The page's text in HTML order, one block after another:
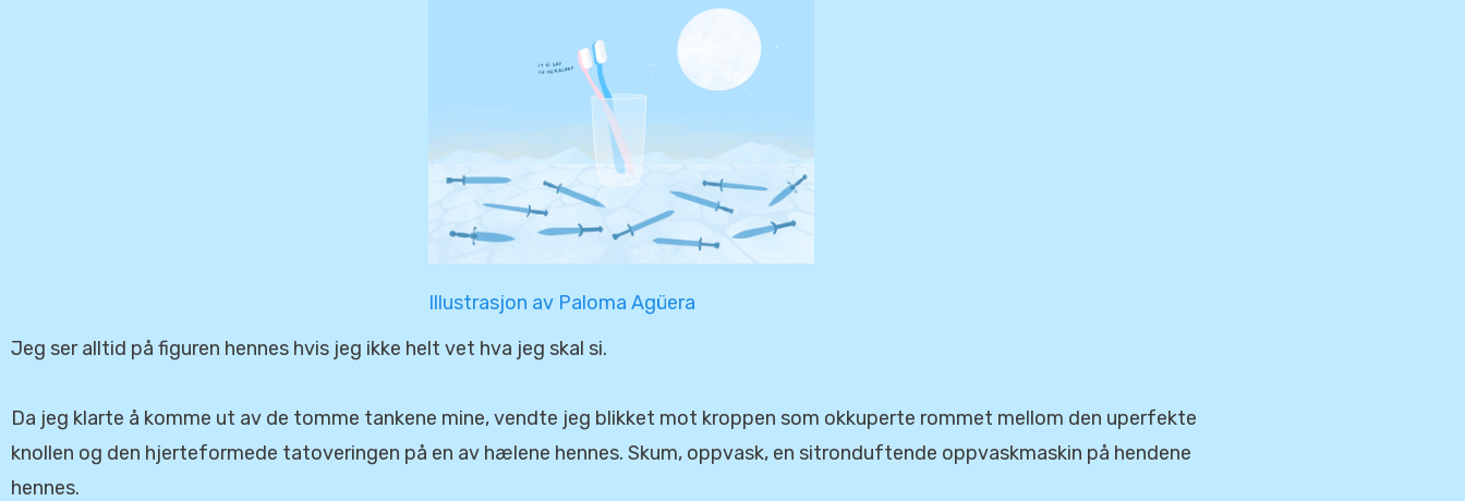
Illustrasjon av Paloma Agüera
Jeg ser alltid på figuren hennes hvis jeg ikke helt vet hva jeg skal si.
Da jeg klarte å komme ut av de tomme tankene mine, vendte jeg blikket mot kroppen som okkuperte rommet mellom den uperfekte
knollen og den hjerteformede tatoveringen på en av hælene hennes. Skum, oppvask, en sitronduftende oppvaskmaskin på hendene
hennes.